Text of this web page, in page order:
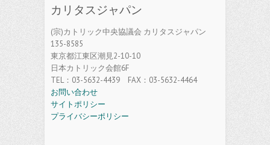
カリタスジャパン
(宗)カトリック中央協議会 カリタスジャパン
135-8585
東京都江東区潮見2-10-10
日本カトリック会館6F
TEL：03-5632-4439 FAX：03-5632-4464
お問い合わせ
サイトポリシー
プライバシーポリシー